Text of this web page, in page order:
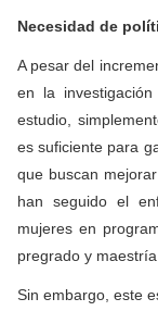
Necesidad de
A pesar del
en la
estudio,
es suficiente para
que buscan
han seguido el
mujeres en
pregrado y
Sin embargo, este